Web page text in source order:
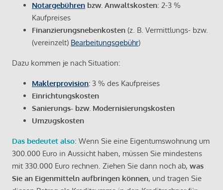
Notargebühren bzw. Anwaltskosten: 2-3 %
Kaufpreises
Finanzierungsnebenkosten (z. B. Vermittlungs- bzw.
(vereinzelt) Bearbeitungsgebühr)
Dazu kommen je nach Situation:
Maklerprovision: 3 % des Kaufpreises
Einrichtungskosten
Sanierungs- bzw. Modernisierungskosten
Umzugskosten
Das bedeutet also: Wenn Sie eine Eigentumswohnung um
300.000 Euro in Aussicht haben, müssen Sie mindestens
mit 330.000 Euro rechnen. Ziehen Sie dann noch ab, was
Sie an Eigenmitteln aufbringen können, und tragen Sie